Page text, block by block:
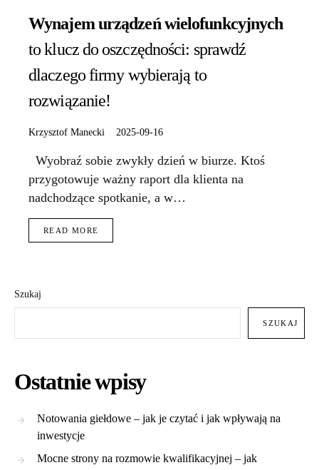
Wynajem urządzeń wielofunkcyjnych
to klucz do oszczędności: sprawdź
dlaczego firmy wybierają to
rozwiązanie!
Krzysztof Manecki 2025-09-16
Wyobraź sobie zwykły dzień w biurze. Ktoś
przygotowuje ważny raport dla klienta na
nadchodzące spotkanie, a w…
READ MORE
Szukaj
SZUKAJ
Ostatnie wpisy
Notowania giełdowe – jak je czytać i jak wpływają na
inwestycje
Mocne strony na rozmowie kwalifikacyjnej – jak